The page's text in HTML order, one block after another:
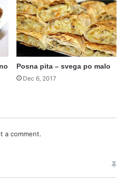
Posna pita – svega po malo
Dec 6, 2017
a comment.